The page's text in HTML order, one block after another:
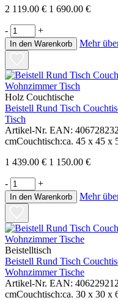
2 119.00 € 1 690.00 €
- +
In den Warenkorb Mehr
Holz Couchtische
Beistell Rund Tisch
Tisch
Artikel-Nr. EAN:
cmCouchtisch:ca. 45 x 45 x
1 439.00 € 1 150.00 €
- +
In den Warenkorb Mehr
Beistelltisch
Beistell Rund Tisch
Wohnzimmer Tische
Artikel-Nr. EAN:
cmCouchtisch:ca. 30 x 30 x